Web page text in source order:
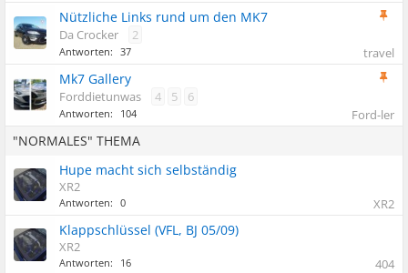
Nützliche Links rund um den MK7
Da Crocker 2
Antworten: 37 travel
Mk7 Gallery
Forddietunwas 4 5 6
Antworten: 104 Ford-ler
"NORMALES" THEMA
Hupe macht sich selbständig
XR2
Antworten: 0 XR2
Klappschlüssel (VFL, BJ 05/09)
XR2
Antworten: 16 404